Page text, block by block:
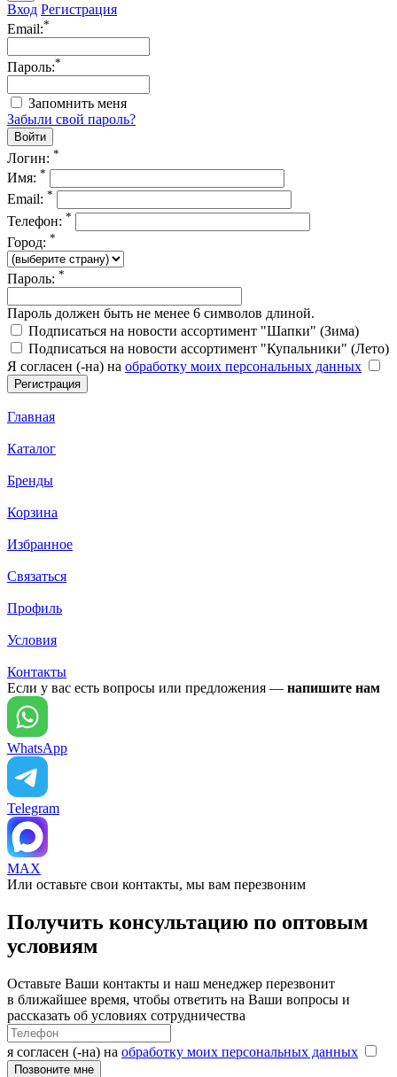
Вход Регистрация
Email:*
Пароль:*
Запомнить меня
Забыли свой пароль?
Логин: *
Имя: *
Email: *
Телефон: *
Город: *
Пароль: *
Пароль должен быть не менее 6 символов длиной.
Подписаться на новости ассортимент "Шапки" (Зима)
Подписаться на новости ассортимент "Купальники" (Лето)
Я согласен (-на) на обработку моих персональных данных
Главная
Каталог
Бренды
Корзина
Избранное
Связаться
Профиль
Условия
Контакты
Если у вас есть вопросы или предложения — напишите нам
WhatsApp
Telegram
MAX
Или оставьте свои контакты, мы вам перезвоним
Получить консультацию по оптовым
условиям
Оставьте Ваши контакты и наш менеджер перезвонит
в ближайшее время, чтобы ответить на Ваши вопросы и
рассказать об условиях сотрудничества
я согласен (-на) на обработку моих персональных данных